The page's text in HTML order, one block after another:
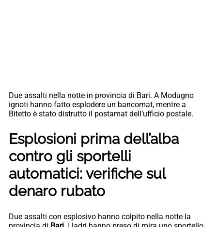
Due assalti nella notte in provincia di Bari. A Modugno
ignoti hanno fatto esplodere un bancomat, mentre a
Bitetto è stato distrutto il postamat dell’ufficio postale.
Esplosioni prima dell’alba
contro gli sportelli
automatici: verifiche sul
denaro rubato
Due assalti con esplosivo hanno colpito nella notte la